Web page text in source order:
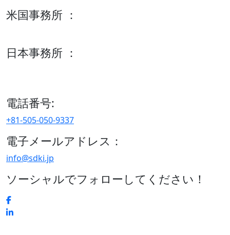
米国事務所 ：
日本事務所 ：
電話番号:
+81-505-050-9337
電子メールアドレス：
info@sdki.jp
ソーシャルでフォローしてください！